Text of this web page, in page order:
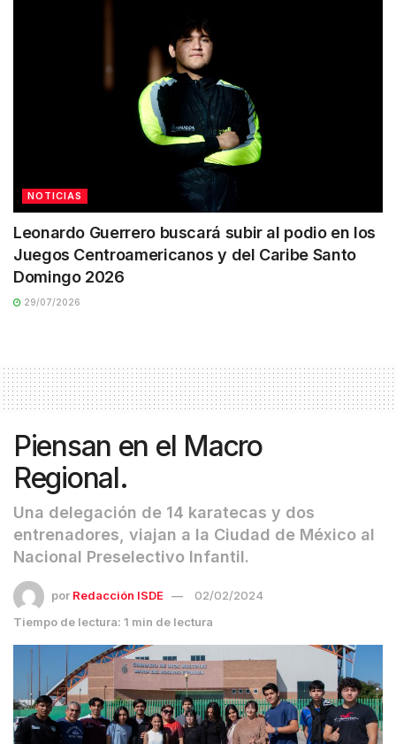
NOTICIAS
Leonardo Guerrero buscará subir al podio en los
Juegos Centroamericanos y del Caribe Santo
Domingo 2026
29/07/2026
Piensan en el Macro
Regional.
Una delegación de 14 karatecas y dos
entrenadores, viajan a la Ciudad de México al
Nacional Preselectivo Infantil.
por Redacción ISDE
02/02/2024
Tiempo de lectura: 1 min de lectura